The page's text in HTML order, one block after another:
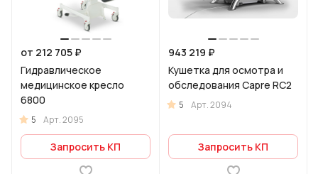
от 212 705 ₽
Гидравлическое
медицинское кресло
6800
5 Арт.2095
Запросить КП
943 219 ₽
Кушетка для осмотра и
обследования Capre RC2
5 Арт.2094
Запросить КП